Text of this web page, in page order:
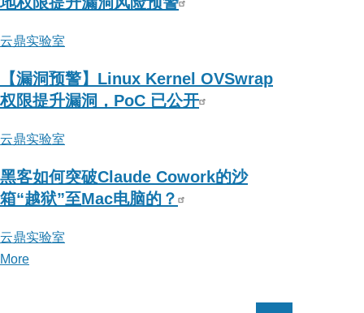
云鼎实验室
【漏洞预警】Linux Kernel OVSwrap
权限提升漏洞，PoC 已公开
云鼎实验室
黑客如何突破Claude Cowork的沙
箱“越狱”至Mac电脑的？
云鼎实验室
More